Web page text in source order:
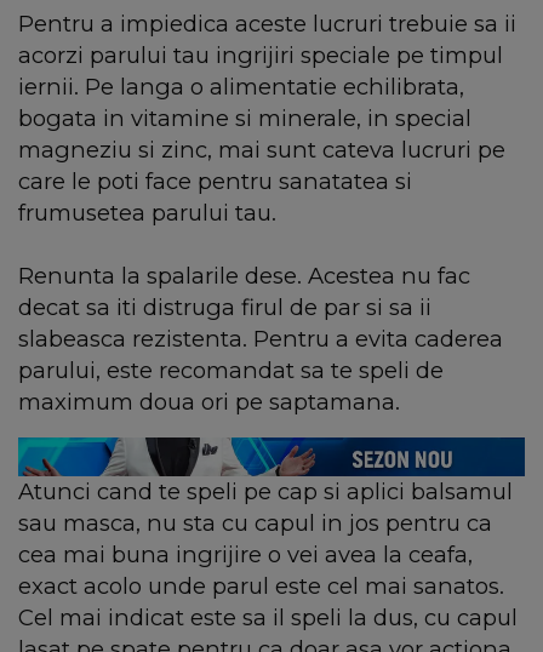
Pentru a impiedica aceste lucruri trebuie sa ii
acorzi parului tau ingrijiri speciale pe timpul
iernii. Pe langa o alimentatie echilibrata,
bogata in vitamine si minerale, in special
magneziu si zinc, mai sunt cateva lucruri pe
care le poti face pentru sanatatea si
frumusetea parului tau.
Renunta la spalarile dese. Acestea nu fac
decat sa iti distruga firul de par si sa ii
slabeasca rezistenta. Pentru a evita caderea
parului, este recomandat sa te speli de
maximum doua ori pe saptamana.
Atunci cand te speli pe cap si aplici balsamul
sau masca, nu sta cu capul in jos pentru ca
cea mai buna ingrijire o vei avea la ceafa,
exact acolo unde parul este cel mai sanatos.
Cel mai indicat este sa il speli la dus, cu capul